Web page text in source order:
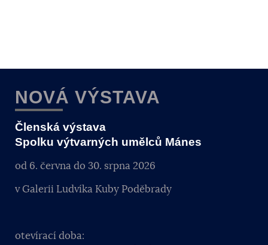
NOVÁ VÝSTAVA
Členská výstava
Spolku výtvarných umělců Mánes
od 6. června do 30. srpna 2026
v Galerii Ludvíka Kuby Poděbrady
otevírací doba: